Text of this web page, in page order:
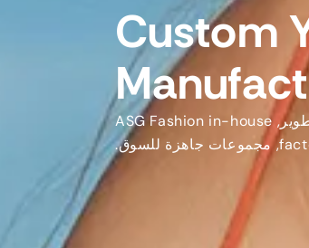
Custom
ASG Fashion in-house
, مجموعات جاهزة للسوق.